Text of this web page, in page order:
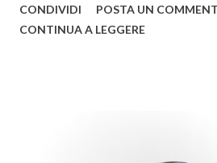
freddi. Non mancano scatti in cui il
CONDIVIDI
POSTA UN
CONTINUA A LEGGERE